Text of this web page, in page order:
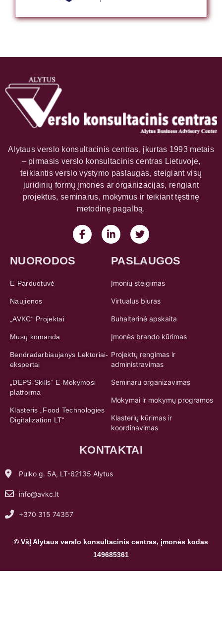
Alytaus verslo konsultacinis centras, įkurtas 1993 metais
– pirmasis verslo konsultacinis centras Lietuvoje,
teikiantis verslo vystymo paslaugas, steigiant visų
juridinių formų įmones ar organizacijas, rengiant
projektus, seminarus, mokymus ir teikiant tęstinę
metodinę pagalbą.
NUORODOS
E-Parduotuvė
Naujienos
„AVKC“ Projektai
Mūsų komanda
Bendradarbiaujanys Lektoriai-
ekspertai
„DEPS-Skills“ E-Mokymosi
platforma
Klasteris „Food Technologies
Digitalization LT“
PASLAUGOS
Įmonių steigimas
Virtualus biuras
Buhalterinė apskaita
Įmonės brando kūrimas
Projektų rengimas ir
administravimas
Seminarų organizavimas
Mokymai ir mokymų programos
Klasterių kūrimas ir
koordinavimas
KONTAKTAI
Pulko g. 5A, LT-62135 Alytus
info@avkc.lt
+370 315 74357
© VšĮ Alytaus verslo konsultacinis centras, įmonės kodas
149685361